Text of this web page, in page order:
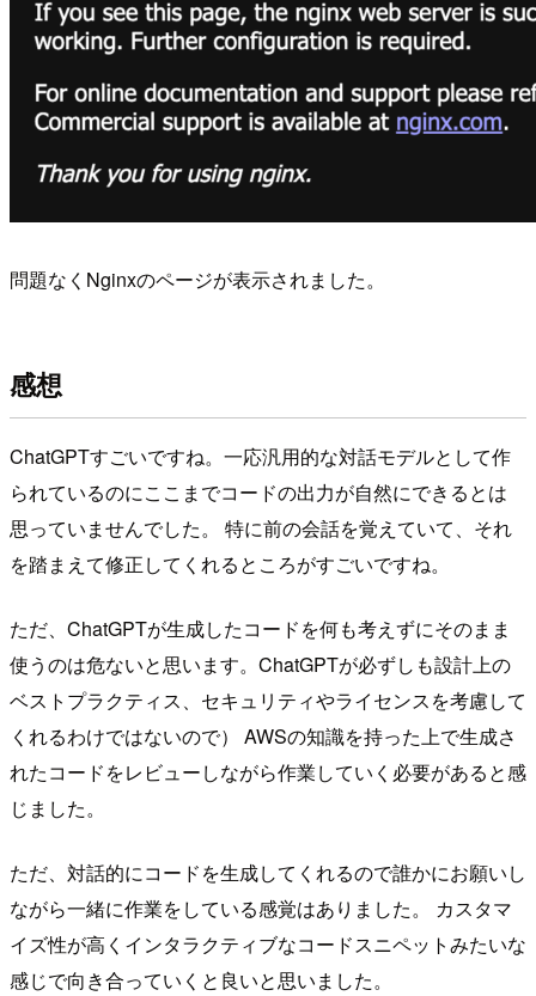
問題なくNginxのページが表示されました。
感想
ChatGPTすごいですね。一応汎用的な対話モデルとして作
られているのにここまでコードの出力が自然にできるとは
思っていませんでした。 特に前の会話を覚えていて、それ
を踏まえて修正してくれるところがすごいですね。
ただ、ChatGPTが生成したコードを何も考えずにそのまま
使うのは危ないと思います。ChatGPTが必ずしも設計上の
ベストプラクティス、セキュリティやライセンスを考慮して
くれるわけではないので） AWSの知識を持った上で生成さ
れたコードをレビューしながら作業していく必要があると感
じました。
ただ、対話的にコードを生成してくれるので誰かにお願いし
ながら一緒に作業をしている感覚はありました。 カスタマ
イズ性が高くインタラクティブなコードスニペットみたいな
感じで向き合っていくと良いと思いました。